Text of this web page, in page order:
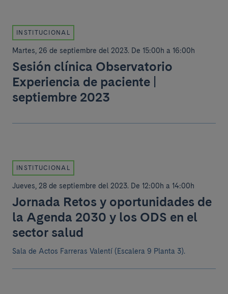
INSTITUCIONAL
Martes, 26 de septiembre del 2023. De 15:00h a 16:00h
Sesión clínica Observatorio
Experiencia de paciente |
septiembre 2023
INSTITUCIONAL
Jueves, 28 de septiembre del 2023. De 12:00h a 14:00h
Jornada Retos y oportunidades de
la Agenda 2030 y los ODS en el
sector salud
Sala de Actos Farreras Valentí (Escalera 9 Planta 3).